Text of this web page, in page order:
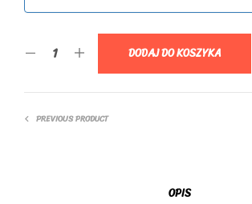
DODAJ DO KOSZYKA
PREVIOUS PRODUCT
OPIS